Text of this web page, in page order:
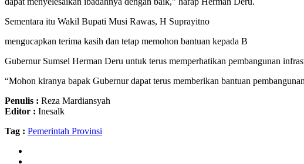
Sementara itu Wakil Bupati Musi Rawas, H Suprayitno
mengucapkan terima kasih dan tetap memohon bantuan kepada B
Gubernur Sumsel Herman Deru untuk terus memperhatikan pembangunan
“Mohon kiranya bapak Gubernur dapat terus memberikan bantuan
Penulis : Reza Mardiansyah
Editor : Inesalk
Tag : Pemerintah Provinsi